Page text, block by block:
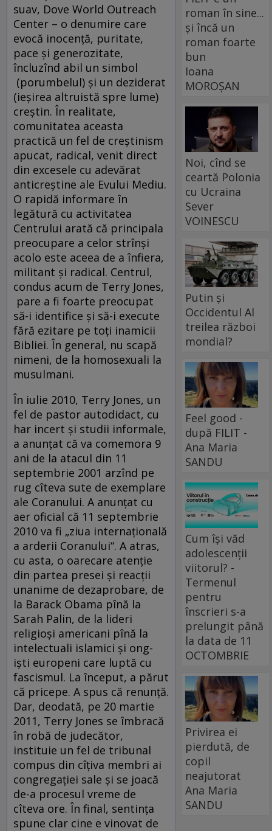
suav, Dove World Outreach
Center – o denumire care
evocă inocenţă, puritate,
pace şi generozitate,
încluzînd abil un simbol
(porumbelul) şi un deziderat
(ieşirea altruistă spre lume)
creştin. În realitate,
comunitatea aceasta
practică un fel de creştinism
apucat, radical, venit direct
din excesele cu adevărat
anticreştine ale Evului Mediu.
O rapidă informare în
legătură cu activitatea
Centrului arată că principala
preocupare a celor strînşi
acolo este aceea de a înfiera,
militant şi radical. Centrul,
condus acum de Terry Jones,
pare a fi foarte preocupat
să-i identifice şi să-i execute
fără ezitare pe toţi inamicii
Bibliei. În general, nu scapă
nimeni, de la homosexuali la
musulmani.
În iulie 2010, Terry Jones, un
fel de pastor autodidact, cu
har incert şi studii informale,
a anunţat că va comemora 9
ani de la atacul din 11
septembrie 2001 arzînd pe
rug cîteva sute de exemplare
ale Coranului. A anunţat cu
aer oficial că 11 septembrie
2010 va fi „ziua internaţională
a arderii Coranului“. A atras,
cu asta, o oarecare atenţie
din partea presei şi reacţii
unanime de dezaprobare, de
la Barack Obama pînă la
Sarah Palin, de la lideri
religioşi americani pînă la
intelectuali islamici şi ong-
işti europeni care luptă cu
fascismul. La început, a părut
că pricepe. A spus că renunţă.
Dar, deodată, pe 20 martie
2011, Terry Jones se îmbracă
în robă de judecător,
instituie un fel de tribunal
compus din cîţiva membri ai
congregaţiei sale şi se joacă
de-a procesul vreme de
cîteva ore. În final, sentinţa
spune clar cine e vinovat de
roman în sine...
și încă un
roman foarte
bun
Ioana
MOROȘAN
Noi, cînd se
ceartă Polonia
cu Ucraina
Sever
VOINESCU
Putin și
Occidentul Al
treilea război
mondial?
Feel good -
după FILIT -
Ana Maria
SANDU
Cum își văd
adolescenții
viitorul? -
Termenul
pentru
înscrieri s-a
prelungit până
la data de 11
OCTOMBRIE
Privirea ei
pierdută, de
copil
neajutorat
Ana Maria
SANDU